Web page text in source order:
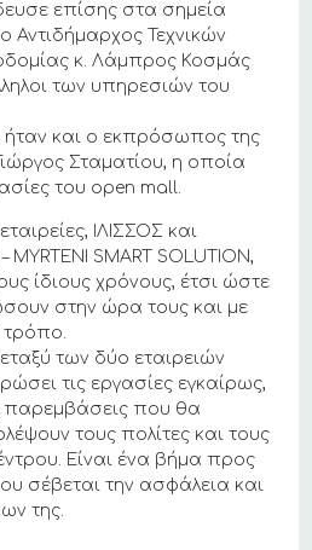
επίσης στα σημεία
Αντιδήμαρχος Τεχνικών
κ. Λάμπρος Κοσμάς
των υπηρεσιών του
και ο εκπρόσωπος της
Σταματίου, η οποία
του open mall.
ΙΛΙΣΣΟΣ και
SMART SOLUTION,
ίδιους χρόνους, έτσι ώστε
στην ώρα τους και με
τρόπο.
των δύο εταιρειών
τις εργασίες εγκαίρως,
παρεμβάσεις που θα
τους πολίτες και τους
Είναι ένα βήμα προς
σέβεται την ασφάλεια και
της.